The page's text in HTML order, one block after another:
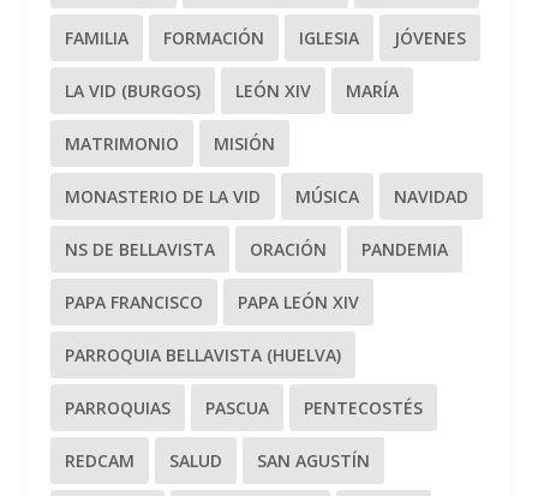
FAMILIA FORMACIÓN IGLESIA JÓVENES
LA VID (BURGOS) LEÓN XIV MARÍA
MATRIMONIO MISIÓN
MONASTERIO DE LA VID MÚSICA NAVIDAD
NS DE BELLAVISTA ORACIÓN PANDEMIA
PAPA FRANCISCO PAPA LEÓN XIV
PARROQUIA BELLAVISTA (HUELVA)
PARROQUIAS PASCUA PENTECOSTÉS
REDCAM SALUD SAN AGUSTÍN